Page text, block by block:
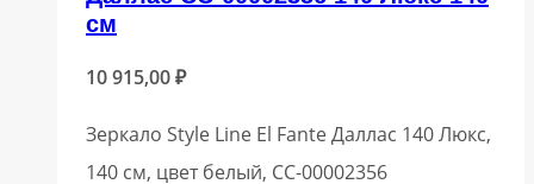
см
10 915,00₽
Зеркало Style Line El Fante Даллас 140 Люкс,
140 см, цвет белый, СС-00002356